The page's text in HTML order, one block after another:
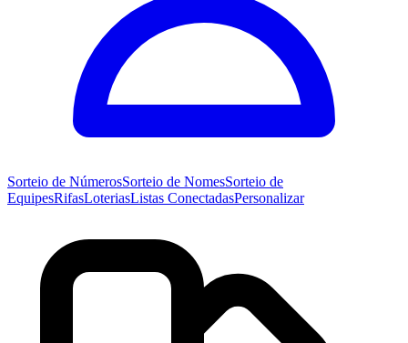
Sorteio de NúmerosSorteio de NomesSorteio de
EquipesRifasLoteriasListas ConectadasPersonalizar